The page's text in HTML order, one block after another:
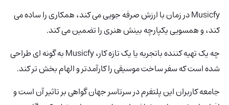
Musicfy در زمان با ارزش صرفه جویی می کند، همکاری را ساده می
کند، و همسویی یکپارچه بینش هنری را تضمین می کند.
چه یک تهیه کننده باتجربه یا یک تازه کار، Musicfy به گونه ای طراحی
شده است که سفر ساخت موسیقی را کارآمدتر و الهام بخش تر کند.
جامعه کاربران این پلتفرم در سرتاسر جهان گواهی بر تاثیر آن است و